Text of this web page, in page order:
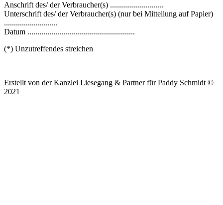
Anschrift des/ der Verbraucher(s) ...........................
Unterschrift des/ der Verbraucher(s) (nur bei Mitteilung auf Papier)
...........................
Datum ......................................................
(*) Unzutreffendes streichen
Erstellt von der Kanzlei Liesegang & Partner für Paddy Schmidt ©
2021